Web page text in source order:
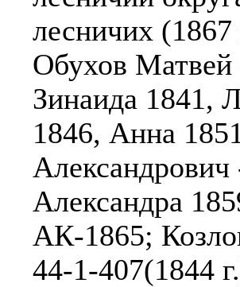
лесничих
Обухов
Зинаида 1841,
1846, Анна
Александра
АК-1865;
44-1-407(1844